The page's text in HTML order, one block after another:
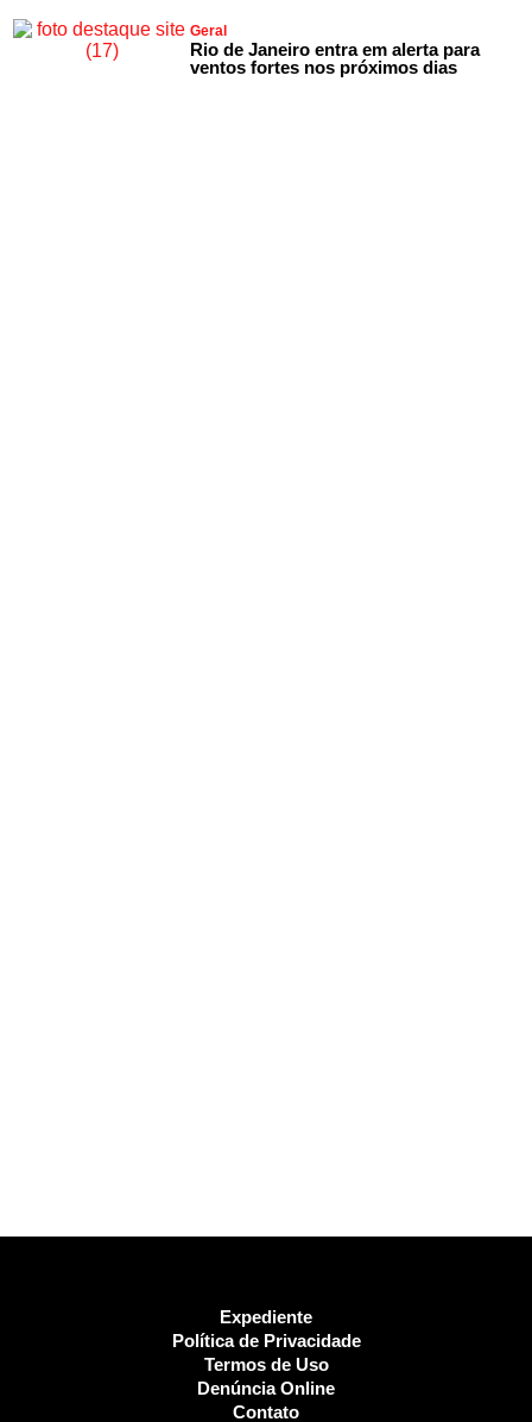
Geral
Rio de Janeiro entra em alerta para
ventos fortes nos próximos dias
Expediente
Política de Privacidade
Termos de Uso
Denúncia Online
Contato